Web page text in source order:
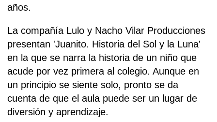
años.
La compañía Lulo y Nacho Vilar Producciones
presentan 'Juanito. Historia del Sol y la Luna'
en la que se narra la historia de un niño que
acude por vez primera al colegio. Aunque en
un principio se siente solo, pronto se da
cuenta de que el aula puede ser un lugar de
diversión y aprendizaje.